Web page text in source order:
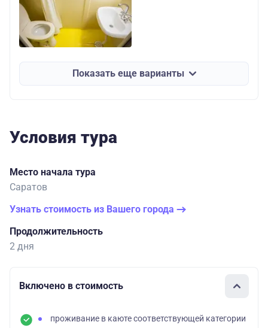
Показать еще варианты
Условия тура
Место начала тура
Саратов
Узнать стоимость из Вашего города
Продолжительность
2 дня
Включено в стоимость
проживание в каюте соответствующей категории